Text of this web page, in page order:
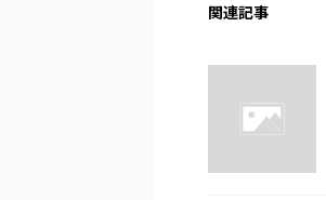
関連記事